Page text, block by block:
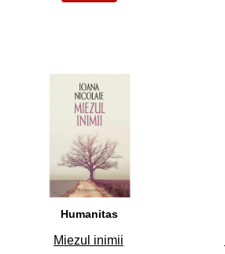
23
Humanitas
Miezul inimii